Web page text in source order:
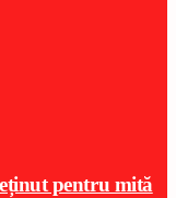
pentru mită